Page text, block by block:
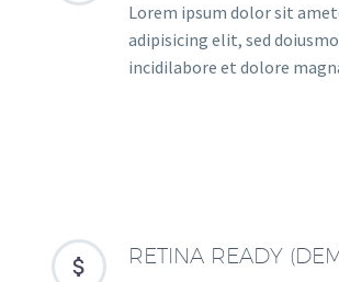
Lorem ipsum dolor sit
adipisicing elit, sed
incidilabore et dolore

 RETINA READY